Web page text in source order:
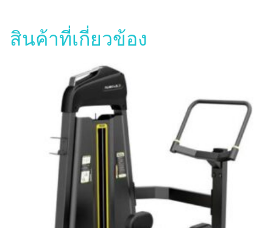
สินค้าที่เกี่ยวข้อง